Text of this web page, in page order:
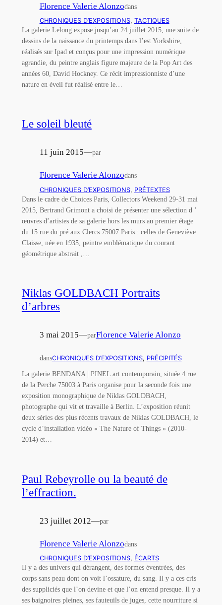
Florence Valerie Alonzodans
CHRONIQUES D’EXPOSITIONS, TACTIQUES
La galerie Lelong expose jusqu’au 24 juillet 2015, une suite de
dessins de la naissance du printemps dans l’est Yorkshire,
réalisés sur Ipad et conçus pour une impression numérique
agrandie, du peintre anglais figure majeure de la Pop Art des
années 60, David Hockney. Ce récit impressionniste d’une
nature en éveil fut réalisé entre le…
Le soleil bleuté
11 juin 2015—par
Florence Valerie Alonzodans
CHRONIQUES D’EXPOSITIONS, PRÉTEXTES
Dans le cadre de Choices Paris, Collectors Weekend 29-31 mai
2015, Bertrand Grimont a choisi de présenter une sélection d ’
œuvres d’artistes de sa galerie hors les murs au premier étage
du 15 rue du pré aux Clercs 75007 Paris : celles de Geneviève
Claisse, née en 1935, peintre emblématique du courant
géométrique abstrait ,…
Niklas GOLDBACH Portraits
d’arbres
3 mai 2015—parFlorence Valerie Alonzo
dansCHRONIQUES D’EXPOSITIONS, PRÉCIPITÉS
La galerie BENDANA | PINEL art contemporain, située 4 rue
de la Perche 75003 à Paris organise pour la seconde fois une
exposition monographique de Niklas GOLDBACH,
photographe qui vit et travaille à Berlin. L’exposition réunit
deux séries des plus récents travaux de Niklas GOLDBACH, le
cycle d’installation vidéo « The Nature of Things » (2010-
2014) et…
Paul Rebeyrolle ou la beauté de
l’effraction.
23 juillet 2012—par
Florence Valerie Alonzodans
CHRONIQUES D’EXPOSITIONS, ÉCARTS
Il y a des univers qui dérangent, des formes éventrées, des
corps sans peau dont on voit l’ossature, du sang. Il y a ces cris
des suppliciés que l’on devine et que l’on entend presque. Il y a
ses baignoires pleines, ses fauteuils de juges, cette nourriture si